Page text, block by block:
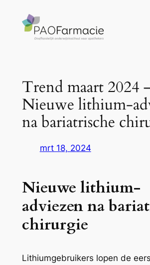
Trend maart 2024
Nieuwe lithium-
na bariatrische
mrt 18, 2024
Nieuwe lithium-
adviezen na
chirurgie
Lithiumgebruikers lopen de